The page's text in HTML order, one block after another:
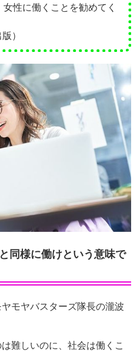
性に働くことを勧めてく
）
同様に働けという意味で
モヤバスターズ隊長の瀧波
難しいのに、社会は働くこ